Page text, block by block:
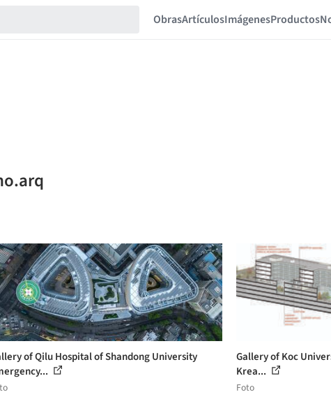
ObrasArtículosImágenesProductos
of Qilu Hospital of Shandong University
Gallery of Koc
Krea...
Foto